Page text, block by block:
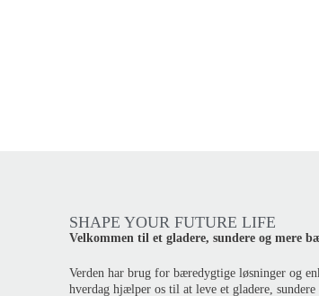
SHAPE YOUR FUTURE LIFE
Velkommen til et gladere, sundere og mere
Verden har brug for bæredygtige løsninger og
hverdag hjælper os til at leve et gladere,